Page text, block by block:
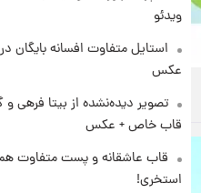
ویدئو
عکس
تصویر دیده‌نشده از بیتا
قاب خاص + عکس
قاب عاشقانه و پست متفاوت
استخری!